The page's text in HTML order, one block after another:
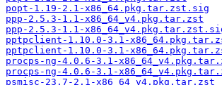
popt-1.19-2.1-x86_64.pkg.tar.zst.sig
ppp-2.5.3-1.1-x86_64_v4.pkg.tar.zst
ppp-2.5.3-1.1-
pptpclient-1.10.0-3.1-
pptpclient-1.10.0-3.1-
procps-ng-4.0.6-3.1-
procps-ng-4.0.6-3.1-
psmisc-23.7-2.1-x86_64_v4.pkg.tar.zst